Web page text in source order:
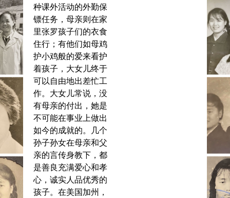
种课外活动的外勤保
镖任务，母亲则在家
里张罗孩子们的衣食
住行；有他们如母鸡
护小鸡般的爱来看护
着孩子，大女儿终于
可以自由地出差忙工
作。大女儿常说，没
有母亲的付出，她是
不可能在事业上做出
如今的成就的。几个
孙子孙女在母亲和父
亲的言传身教下，都
是善良充满爱心和孝
心，诚实人品优秀的
孩子。在美国加州，